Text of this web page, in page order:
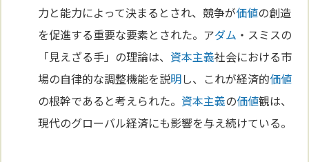
力と能力によって決まるとされ、競争が価値の創造
を促進する重要な要素とされた。アダム ・スミスの
「見えざる手」の理論は、 資本主義社会における市
場の自律的な調整機能を説明し、これが経済的価値
の根幹であると考えられた。 資本主義の価値観は、
現代のグローバル経済にも影響を与え続けている。